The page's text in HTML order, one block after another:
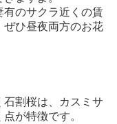
有のサクラ近くの賃
ひ昼夜両方のお花
割桜は、カスミサ
が特徴です。